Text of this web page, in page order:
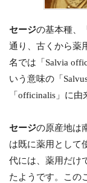
セージの基本種、
通り、古くから薬
名では「Salvia
いう意味の「
「officinalis」に由
セージの原産地は
は既に薬用として
代には、薬用だけ
たようです。この